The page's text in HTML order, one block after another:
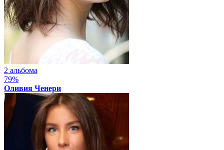
2 альбома
79%
Оливия Ченери